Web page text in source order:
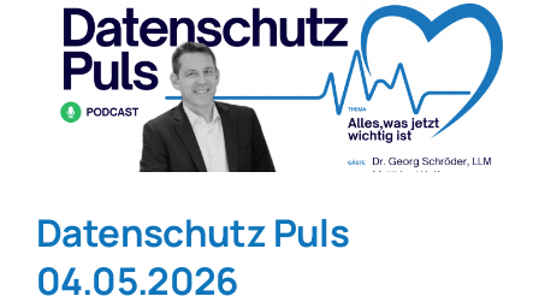
der
Datenhändler
Datenschutz Puls
04.05.2026